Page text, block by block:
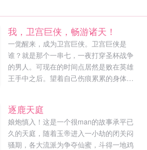
我，卫宫巨侠，畅游诸天！
一觉醒来，成为卫宫巨侠。卫宫巨侠是
谁？就是那个一串七，一夜打穿圣杯战争
的男人。可现在的时间点居然是败在英雄
王手中之后。望着自己伤痕累累的身体，
个越。这个仇我记下了，一切都等我回来
再说。卫宫士郎为了守...
逐鹿天庭
娘炮慎入！这是一个很man的故事承平已
久的天庭，随着玉帝进入一小劫的闭关闷
骚期，各大流派为争夺仙蜜，斗得一地鸡